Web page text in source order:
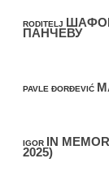
RODITELJ
ПАНЧЕВУ
PAVLE ĐORĐEVIĆ
IGOR IN
2025)